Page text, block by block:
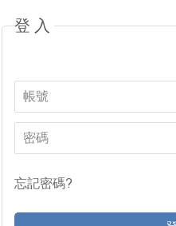
登入
忘記密碼?